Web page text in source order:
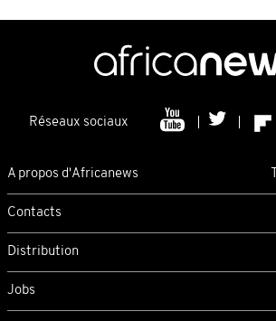
Réseaux sociaux
A propos d'Africanews
Contacts
Distribution
Jobs